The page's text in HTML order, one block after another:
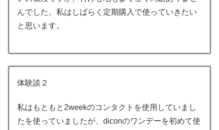
んでした。私はしばらく定期購入で使っていきたい
と思います。
体験談２
私はもともと2weekのコンタクトを使用していまし
たを使っていましたが、diconのワンデーを初めて使